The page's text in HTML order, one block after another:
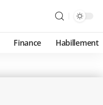
Finance Habillement